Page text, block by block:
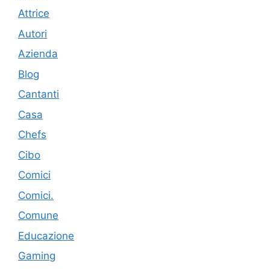
Attrice
Autori
Azienda
Blog
Cantanti
Casa
Chefs
Cibo
Comici
Comici.
Comune
Educazione
Gaming